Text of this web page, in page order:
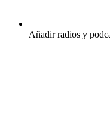
Añadir radios y